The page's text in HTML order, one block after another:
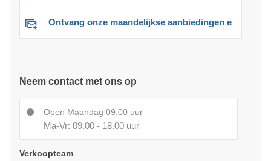
Ontvang onze maandelijkse aanbiedingen en advies
Neem contact met ons op
Open Maandag 09.00 uur
Ma-Vr: 09.00 - 18.00 uur
Verkoopteam